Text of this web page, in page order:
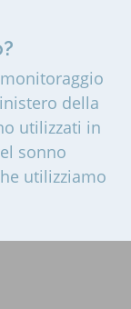
della
utilizzati in
sonno
utilizziamo